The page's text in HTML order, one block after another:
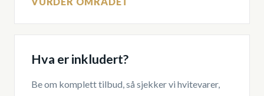
Hva er inkludert?
Be om komplett tilbud, så sjekker vi hvitevarer,